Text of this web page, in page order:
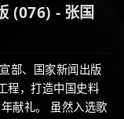
(076) - 张国
部、国家新闻出版
程，打造中国史料
献礼。 虽然入选歌